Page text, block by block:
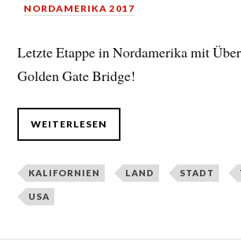
NORDAMERIKA 2017
Letzte Etappe in Nordamerika mit
Golden Gate Bridge!
WEITERLESEN
KALIFORNIEN LAND STADT
USA